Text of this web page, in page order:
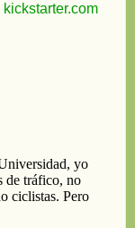
kickstarter.com